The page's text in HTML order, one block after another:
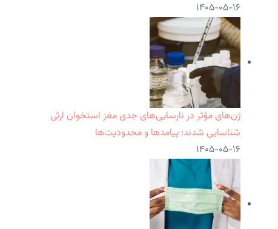
۱۴۰۵-۰۵-۱۶
ژن‌های مؤثر در نارسایی‌های جدی مغز استخوان ارثی
شناسایی شدند؛ پیامدها و محدودیت‌ها
۱۴۰۵-۰۵-۱۶